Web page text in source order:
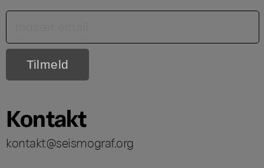
Kontakt
kontakt@seismograf.org